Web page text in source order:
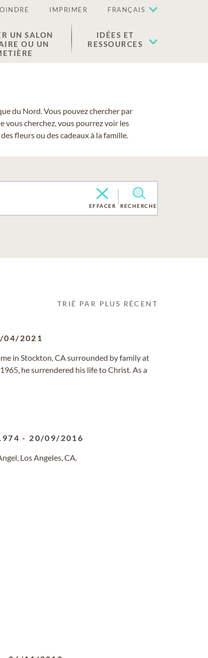
IMPRIMER FRANÇAIS
UN SALON
OU UN
IDÉES ET
RESSOURCES
du Nord. Vous pouvez chercher par
vous cherchez, vous pourrez voir les
fleurs ou des cadeaux à la famille.
EFFACER RECHERCHE
TRIÉ PAR PLUS RÉCENT
04/2021
in Stockton, CA surrounded by family at
he surrendered his life to Christ. As a
- 20/09/2016
Los Angeles, CA.